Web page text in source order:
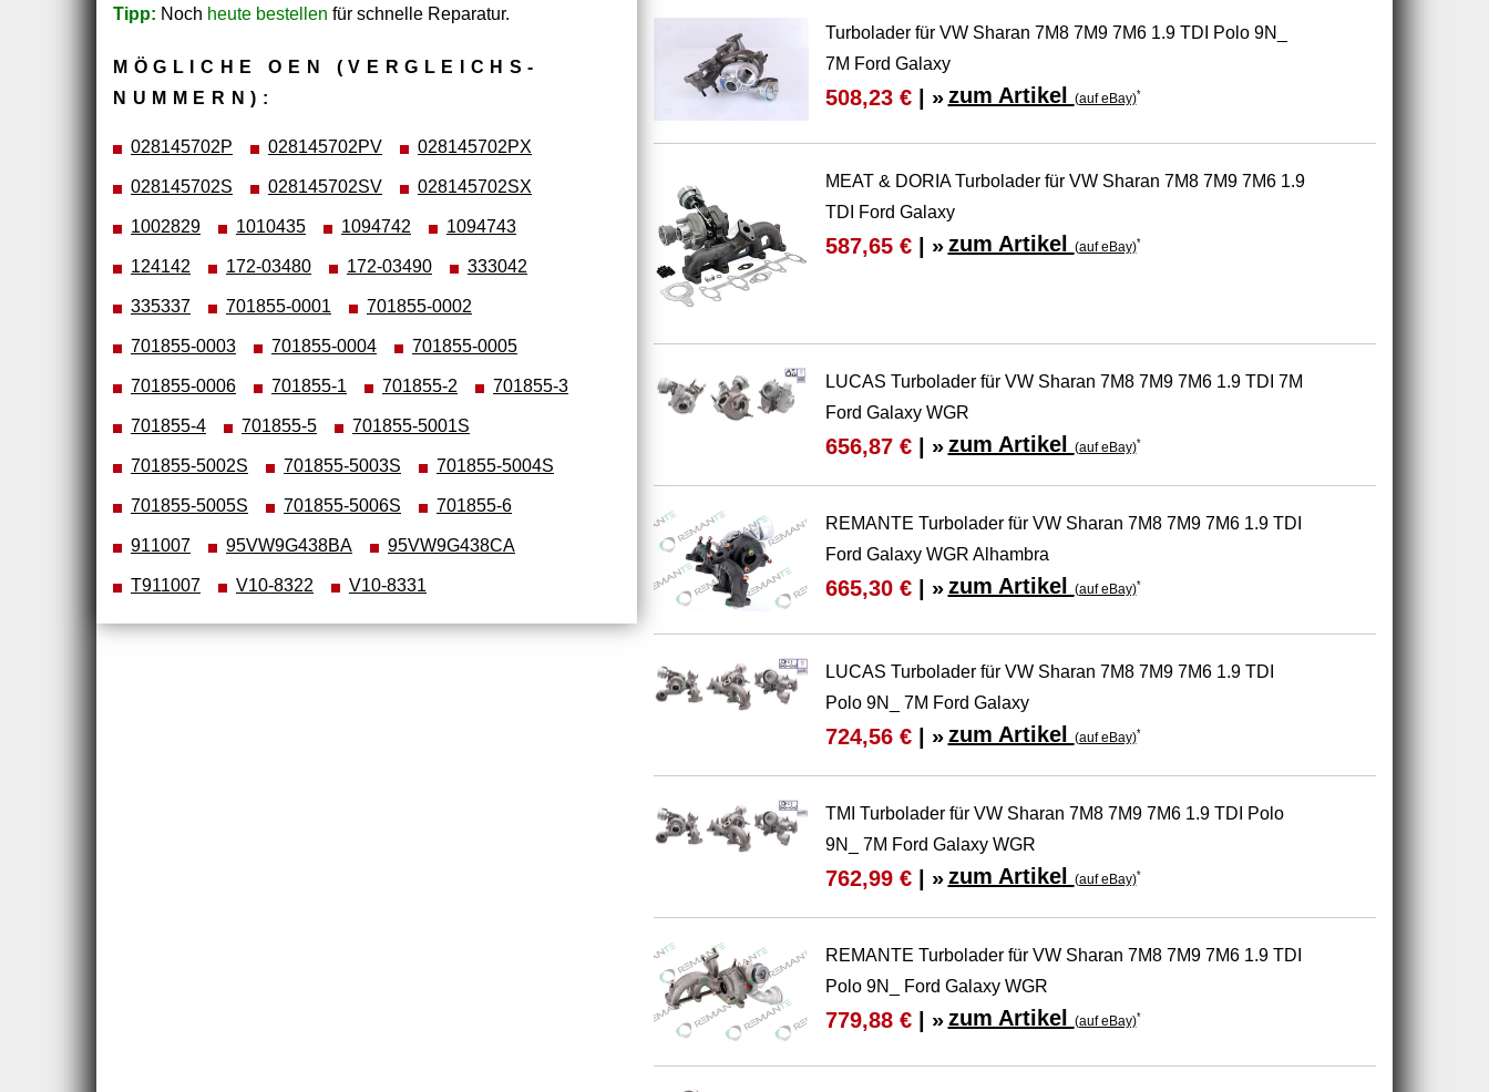
Tipp: Noch heute bestellen für schnelle Reparatur.
MÖGLICHE OEN (VERGLEICHS­
NUMMERN):
028145702P 028145702PV 028145702PX
028145702S 028145702SV 028145702SX
1002829 1010435 1094742 1094743
124142 172-03480 172-03490 333042
335337 701855-0001 701855-0002
701855-0003 701855-0004 701855-0005
701855-0006 701855-1 701855-2 701855-3
701855-4 701855-5 701855-5001S
701855-5002S 701855-5003S 701855-5004S
701855-5005S 701855-5006S 701855-6
911007 95VW9G438BA 95VW9G438CA
T911007 V10-8322 V10-8331
Turbolader für VW Sharan 7M8 7M9 7M6 1.9 TDI Polo 9N_
7M Ford Galaxy
508,23 €| » zum Artikel (auf eBay)*
MEAT & DORIA Turbolader für VW Sharan 7M8 7M9 7M6 1.9
TDI Ford Galaxy
587,65 €| » zum Artikel (auf eBay)*
LUCAS Turbolader für VW Sharan 7M8 7M9 7M6 1.9 TDI 7M
Ford Galaxy WGR
656,87 €| » zum Artikel (auf eBay)*
REMANTE Turbolader für VW Sharan 7M8 7M9 7M6 1.9 TDI
Ford Galaxy WGR Alhambra
665,30 €| » zum Artikel (auf eBay)*
LUCAS Turbolader für VW Sharan 7M8 7M9 7M6 1.9 TDI
Polo 9N_ 7M Ford Galaxy
724,56 €| » zum Artikel (auf eBay)*
TMI Turbolader für VW Sharan 7M8 7M9 7M6 1.9 TDI Polo
9N_ 7M Ford Galaxy WGR
762,99 €| » zum Artikel (auf eBay)*
REMANTE Turbolader für VW Sharan 7M8 7M9 7M6 1.9 TDI
Polo 9N_ Ford Galaxy WGR
779,88 €| » zum Artikel (auf eBay)*